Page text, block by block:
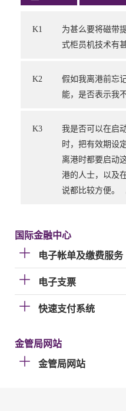
K1
为甚么要将磁带
式柜员机技术有
K2
假如我离港前忘
能，是否表示我
K3
我是否可以在启
时，把有效期设
离港时都要启动
港的人士，以及
说都比较方便。
国际金融中心
电子帐单及缴费服务
电子支票
快速支付系统
金管局网站
金管局网站